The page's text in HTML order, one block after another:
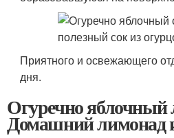
Приятного и освежающего
дня.
Огуречно яблочный
Домашний лимонад